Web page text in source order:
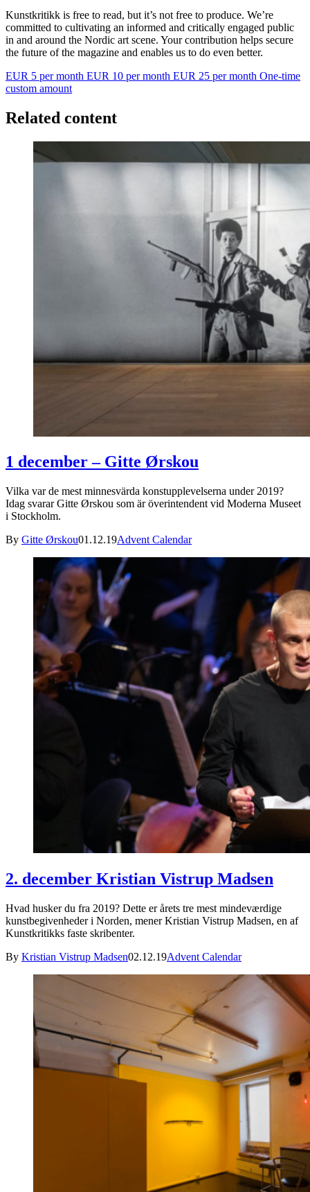
Kunstkritikk is free to read, but it’s not free to produce. We’re
committed to cultivating an informed and critically engaged public
in and around the Nordic art scene. Your contribution helps secure
the future of the magazine and enables us to do even better.
EUR 5 per month EUR 10 per month EUR 25 per month One-time
custom amount
Related content
1 december – Gitte Ørskou
Vilka var de mest minnesvärda konstupplevelserna under 2019?
Idag svarar Gitte Ørskou som är överintendent vid Moderna Museet
i Stockholm.
By Gitte Ørskou01.12.19Advent Calendar
2. december Kristian Vistrup Madsen
Hvad husker du fra 2019? Dette er årets tre mest mindeværdige
kunstbegivenheder i Norden, mener Kristian Vistrup Madsen, en af
Kunstkritikks faste skribenter.
By Kristian Vistrup Madsen02.12.19Advent Calendar